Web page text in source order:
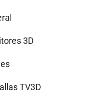
3D
TV3D